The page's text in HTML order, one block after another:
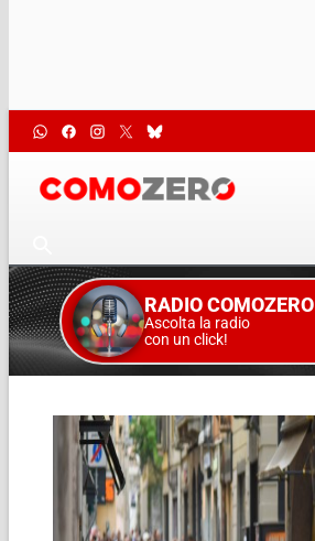
RADIO COMOZERO
Ascolta la radio
con un click!